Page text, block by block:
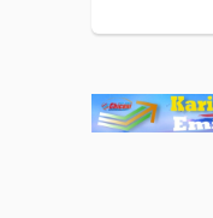
L'Association
Zé Run pour